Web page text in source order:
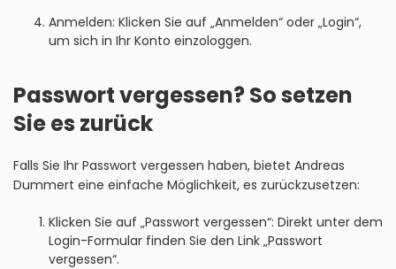
Anmelden: Klicken Sie auf „Anmelden“ oder „Login“,
um sich in Ihr Konto einzologgen.
Passwort vergessen? So setzen
Sie es zurück
Falls Sie Ihr Passwort vergessen haben, bietet Andreas
Dummert eine einfache Möglichkeit, es zurückzusetzen:
Klicken Sie auf „Passwort vergessen“: Direkt unter dem
Login-Formular finden Sie den Link „Passwort
vergessen“.